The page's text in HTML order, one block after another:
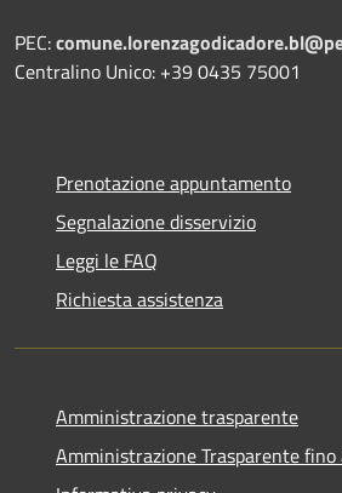
PEC:
Centralino Unico: +39 0435 75001
Prenotazione appuntamento
Segnalazione disservizio
Leggi le FAQ
Richiesta assistenza
Amministrazione trasparente
Amministrazione Trasparente